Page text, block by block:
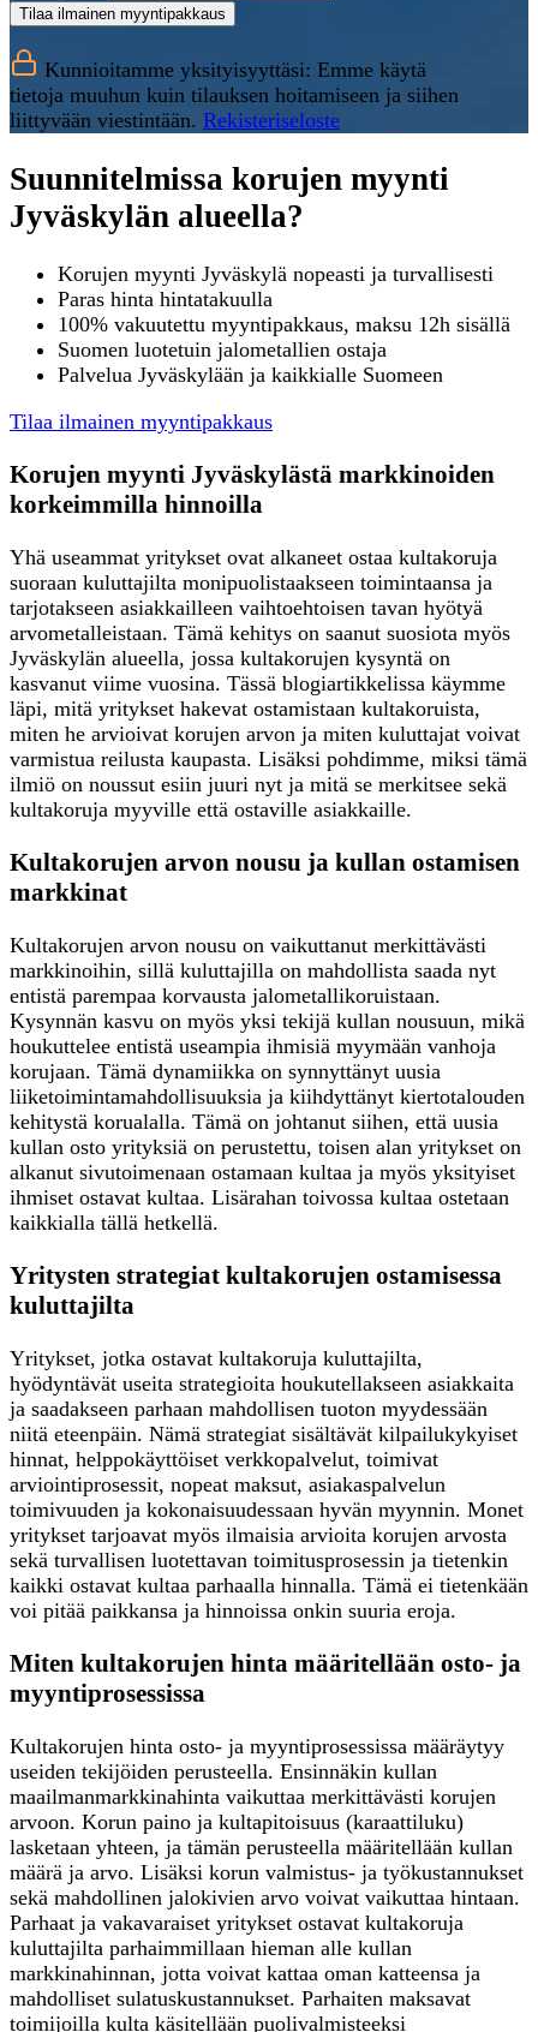
Tilaa ilmainen myyntipakkaus
Kunnioitamme yksityisyyttäsi: Emme käytä
tietoja muuhun kuin tilauksen hoitamiseen ja siihen
liittyvään viestintään. Rekisteriseloste
Suunnitelmissa korujen myynti
Jyväskylän alueella?
Korujen myynti Jyväskylä nopeasti ja turvallisesti
Paras hinta hintatakuulla
100% vakuutettu myyntipakkaus, maksu 12h sisällä
Suomen luotetuin jalometallien ostaja
Palvelua Jyväskylään ja kaikkialle Suomeen
Tilaa ilmainen myyntipakkaus
Korujen myynti Jyväskylästä markkinoiden
korkeimmilla hinnoilla
Yhä useammat yritykset ovat alkaneet ostaa kultakoruja
suoraan kuluttajilta monipuolistaakseen toimintaansa ja
tarjotakseen asiakkailleen vaihtoehtoisen tavan hyötyä
arvometalleistaan. Tämä kehitys on saanut suosiota myös
Jyväskylän alueella, jossa kultakorujen kysyntä on
kasvanut viime vuosina. Tässä blogiartikkelissa käymme
läpi, mitä yritykset hakevat ostamistaan kultakoruista,
miten he arvioivat korujen arvon ja miten kuluttajat voivat
varmistua reilusta kaupasta. Lisäksi pohdimme, miksi tämä
ilmiö on noussut esiin juuri nyt ja mitä se merkitsee sekä
kultakoruja myyville että ostaville asiakkaille.
Kultakorujen arvon nousu ja kullan ostamisen
markkinat
Kultakorujen arvon nousu on vaikuttanut merkittävästi
markkinoihin, sillä kuluttajilla on mahdollista saada nyt
entistä parempaa korvausta jalometallikoruistaan.
Kysynnän kasvu on myös yksi tekijä kullan nousuun, mikä
houkuttelee entistä useampia ihmisiä myymään vanhoja
korujaan. Tämä dynamiikka on synnyttänyt uusia
liiketoimintamahdollisuuksia ja kiihdyttänyt kiertotalouden
kehitystä korualalla. Tämä on johtanut siihen, että uusia
kullan osto yrityksiä on perustettu, toisen alan yritykset on
alkanut sivutoimenaan ostamaan kultaa ja myös yksityiset
ihmiset ostavat kultaa. Lisärahan toivossa kultaa ostetaan
kaikkialla tällä hetkellä.
Yritysten strategiat kultakorujen ostamisessa
kuluttajilta
Yritykset, jotka ostavat kultakoruja kuluttajilta,
hyödyntävät useita strategioita houkutellakseen asiakkaita
ja saadakseen parhaan mahdollisen tuoton myydessään
niitä eteenpäin. Nämä strategiat sisältävät kilpailukykyiset
hinnat, helppokäyttöiset verkkopalvelut, toimivat
arviointiprosessit, nopeat maksut, asiakaspalvelun
toimivuuden ja kokonaisuudessaan hyvän myynnin. Monet
yritykset tarjoavat myös ilmaisia arvioita korujen arvosta
sekä turvallisen luotettavan toimitusprosessin ja tietenkin
kaikki ostavat kultaa parhaalla hinnalla. Tämä ei tietenkään
voi pitää paikkansa ja hinnoissa onkin suuria eroja.
Miten kultakorujen hinta määritellään osto- ja
myyntiprosessissa
Kultakorujen hinta osto- ja myyntiprosessissa määräytyy
useiden tekijöiden perusteella. Ensinnäkin kullan
maailmanmarkkinahinta vaikuttaa merkittävästi korujen
arvoon. Korun paino ja kultapitoisuus (karaattiluku)
lasketaan yhteen, ja tämän perusteella määritellään kullan
määrä ja arvo. Lisäksi korun valmistus- ja työkustannukset
sekä mahdollinen jalokivien arvo voivat vaikuttaa hintaan.
Parhaat ja vakavaraiset yritykset ostavat kultakoruja
kuluttajilta parhaimmillaan hieman alle kullan
markkinahinnan, jotta voivat kattaa oman katteensa ja
mahdolliset sulatuskustannukset. Parhaiten maksavat
toimijoilla kulta käsitellään puolivalmisteeksi